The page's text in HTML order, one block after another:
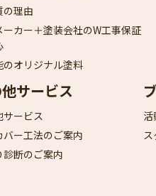
の理由
ーカー＋塗装会社のW工事保証
のオリジナル塗料
サービス
サービス
バー工法のご案内
診断のご案内